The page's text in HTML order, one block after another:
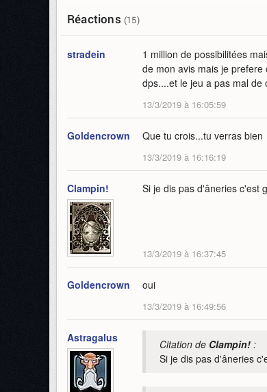
Réactions (15)
stradein
1 million de possibilitées
de mon avis mais je
dps....et le jeu a pas mal de
13/3/2019 à 16:05:59
Goldencrown Que tu crois...tu verras bien
13/3/2019 à 16:16:19
Clampin! Si je dis pas d'âneries c'est
13/3/2019 à 16:37:45
Goldencrown oui
13/3/2019 à 16:49:56
Astragalus Citation de Clampin! :
Si je dis pas d'âneries